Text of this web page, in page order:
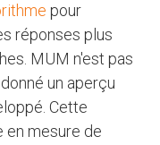
pour
réponses plus
MUM n'est pas
un aperçu
Cette
en mesure de